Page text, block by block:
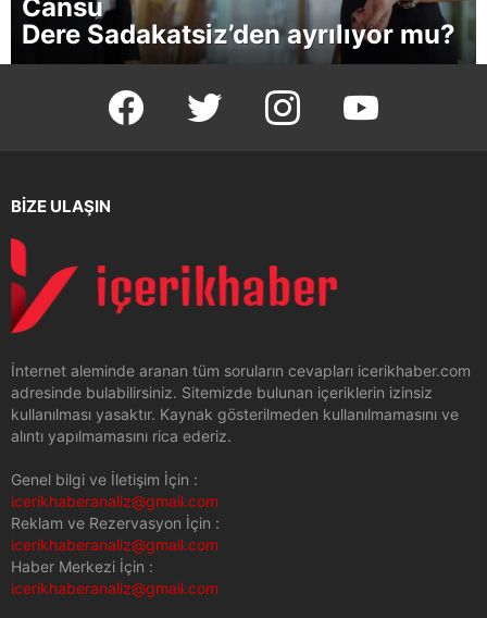
Cansu
Dere Sadakatsiz’den ayrılıyor mu?
facebook twitter instagram youtube
BİZE ULAŞIN
İnternet aleminde aranan tüm soruların cevapları icerikhaber.com
adresinde bulabilirsiniz. Sitemizde bulunan içeriklerin izinsiz
kullanılması yasaktır. Kaynak gösterilmeden kullanılmamasını ve
alıntı yapılmamasını rica ederiz.
Genel bilgi ve İletişim İçin :
icerikhaberanaliz@gmail.com
Reklam ve Rezervasyon İçin :
icerikhaberanaliz@gmail.com
Haber Merkezi İçin :
icerikhaberanaliz@gmail.com